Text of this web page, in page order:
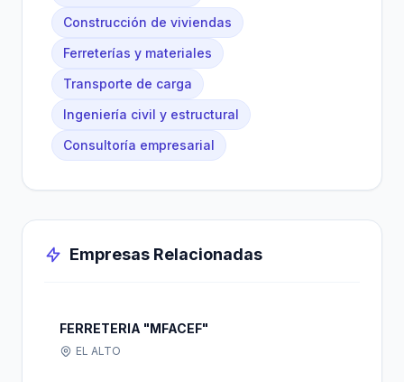
Construcción de viviendas
Ferreterías y materiales
Transporte de carga
Ingeniería civil y estructural
Consultoría empresarial
Empresas Relacionadas
FERRETERIA "MFACEF"
EL ALTO